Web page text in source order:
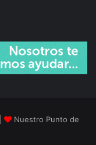
Nuestro Punto de